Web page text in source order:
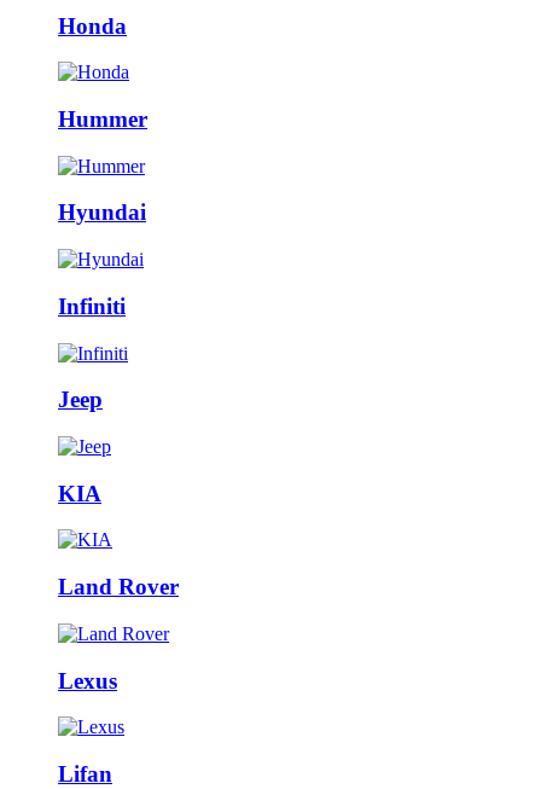
Honda
Hummer
Hyundai
Infiniti
Jeep
KIA
Land Rover
Lexus
Lifan